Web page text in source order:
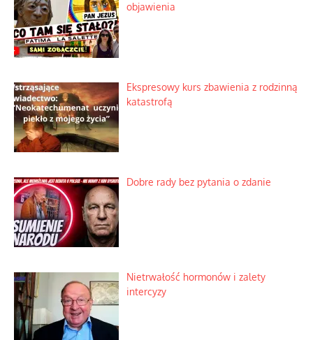
objawienia
Ekspresowy kurs zbawienia z rodzinną
katastrofą
Dobre rady bez pytania o zdanie
Nietrwałość hormonów i zalety
intercyzy